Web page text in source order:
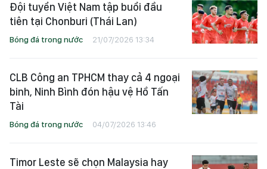
Đội tuyển Việt Nam tập buổi đầu
tiên tại Chonburi (Thái Lan)
Bóng đá trong nước 21/07/2026 13:34
CLB Công an TPHCM thay cả 4 ngoại
binh, Ninh Bình đón hậu vệ Hồ Tấn
Tài
Bóng đá trong nước 04/07/2026 13:46
Timor Leste sẽ chọn Malaysia hay